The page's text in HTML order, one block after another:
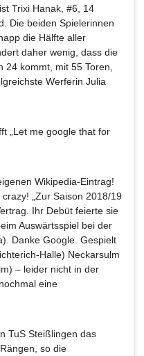
Trixi Hanak, #6, 14
Die beiden Spielerinnen
die Hälfte aller
daher wenig, dass die
24 kommt, mit 55 Toren,
Werferin Julia
„Let me google that for
Wikipedia-Eintrag!
„Zur Saison 2018/19
Ihr Debüt feierte sie
Auswärtsspiel bei der
Danke Google. Gespielt
Halle) Neckarsulm
– leider nicht in der
eine
TuS Steißlingen das
so die